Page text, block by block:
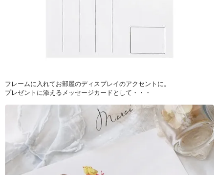
フレームに入れてお部屋のディスプレイのアクセントに。
プレゼントに添えるメッセージカードとして・・・